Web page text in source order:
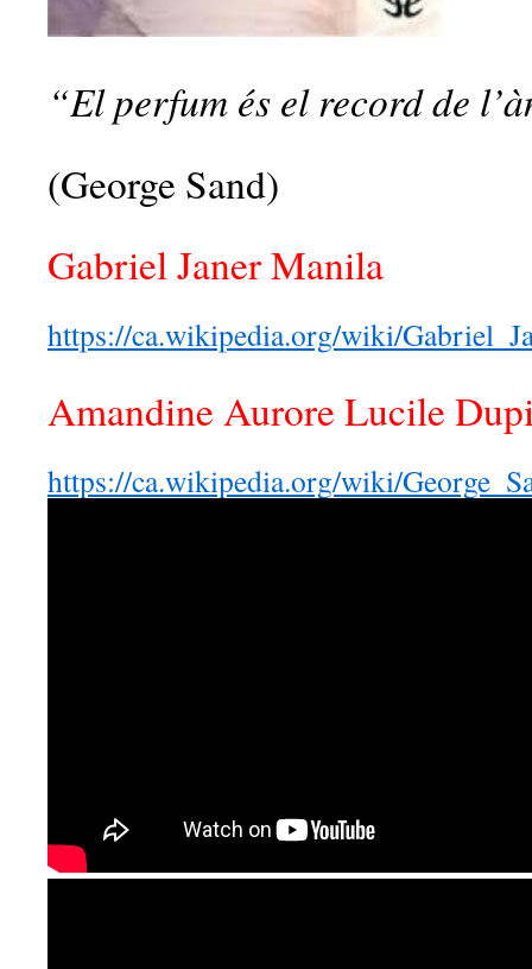
“El perfum és el record de
(George Sand)
Gabriel Janer Manila
https://ca.wikipedia.org/wiki/
Amandine Aurore Lucile
https://ca.wikipedia.org/wiki/